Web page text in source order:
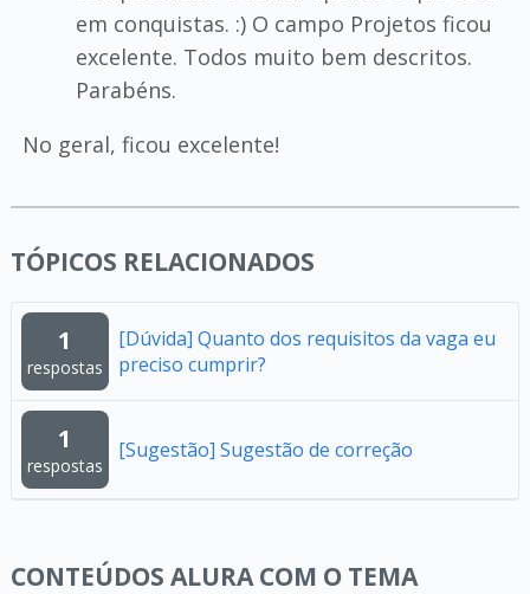
em conquistas. :) O campo Projetos ficou
excelente. Todos muito bem descritos.
Parabéns.
No geral, ficou excelente!
TÓPICOS RELACIONADOS
1
respostas
[Dúvida] Quanto dos requisitos da vaga eu
preciso cumprir?
1
respostas
[Sugestão] Sugestão de correção
CONTEÚDOS ALURA COM O TEMA